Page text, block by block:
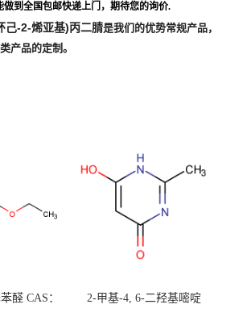
做到全国包邮快递上门，期待您的询价.
己-2-烯亚基)丙二腈是我们的优势常规产品，
产品的定制。
醛 CAS：
2-甲基-4, 6-二羟基嘧啶